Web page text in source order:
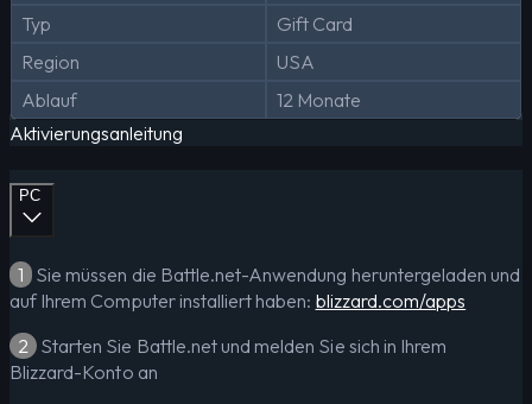
Typ
Gift Card
Region
USA
Ablauf
12 Monate
Aktivierungsanleitung
PC
1 Sie müssen die Battle.net-Anwendung heruntergeladen und
auf Ihrem Computer installiert haben: blizzard.com/apps
2 Starten Sie Battle.net und melden Sie sich in Ihrem
Blizzard-Konto an